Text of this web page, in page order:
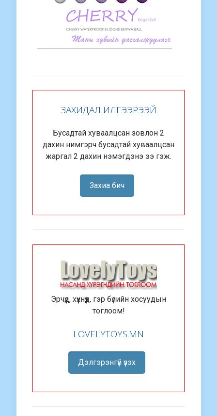
ЗАХИДАЛ ИЛГЭЭРЭЭЙ
Бусадтай хуваалцсан зовлон 2
дахин нимгэрч бусадтай хуваалцсан
жаргал 2 дахин нэмэгдэнэ ээ гэж.
Захиа бич
Эрчүүд, хүүхнүүд, гэр бүлийн хосуудын
тоглоом!
LOVELYTOYS.MN
Дэлгэрэнгүй үзэх